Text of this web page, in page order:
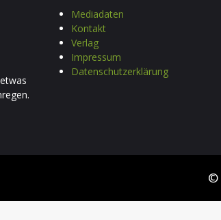
Mediadaten
Kontakt
Verlag
Impressum
Datenschutzerklärung
©